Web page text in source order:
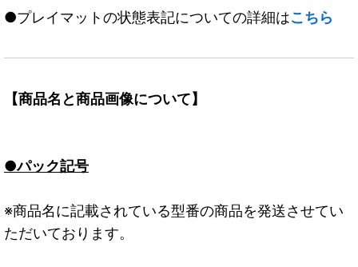
●プレイマットの状態表記についての詳細はこちら
【商品名と商品画像について】
●パック記号
※商品名に記載されている型番の商品を発送させてい
ただいております。